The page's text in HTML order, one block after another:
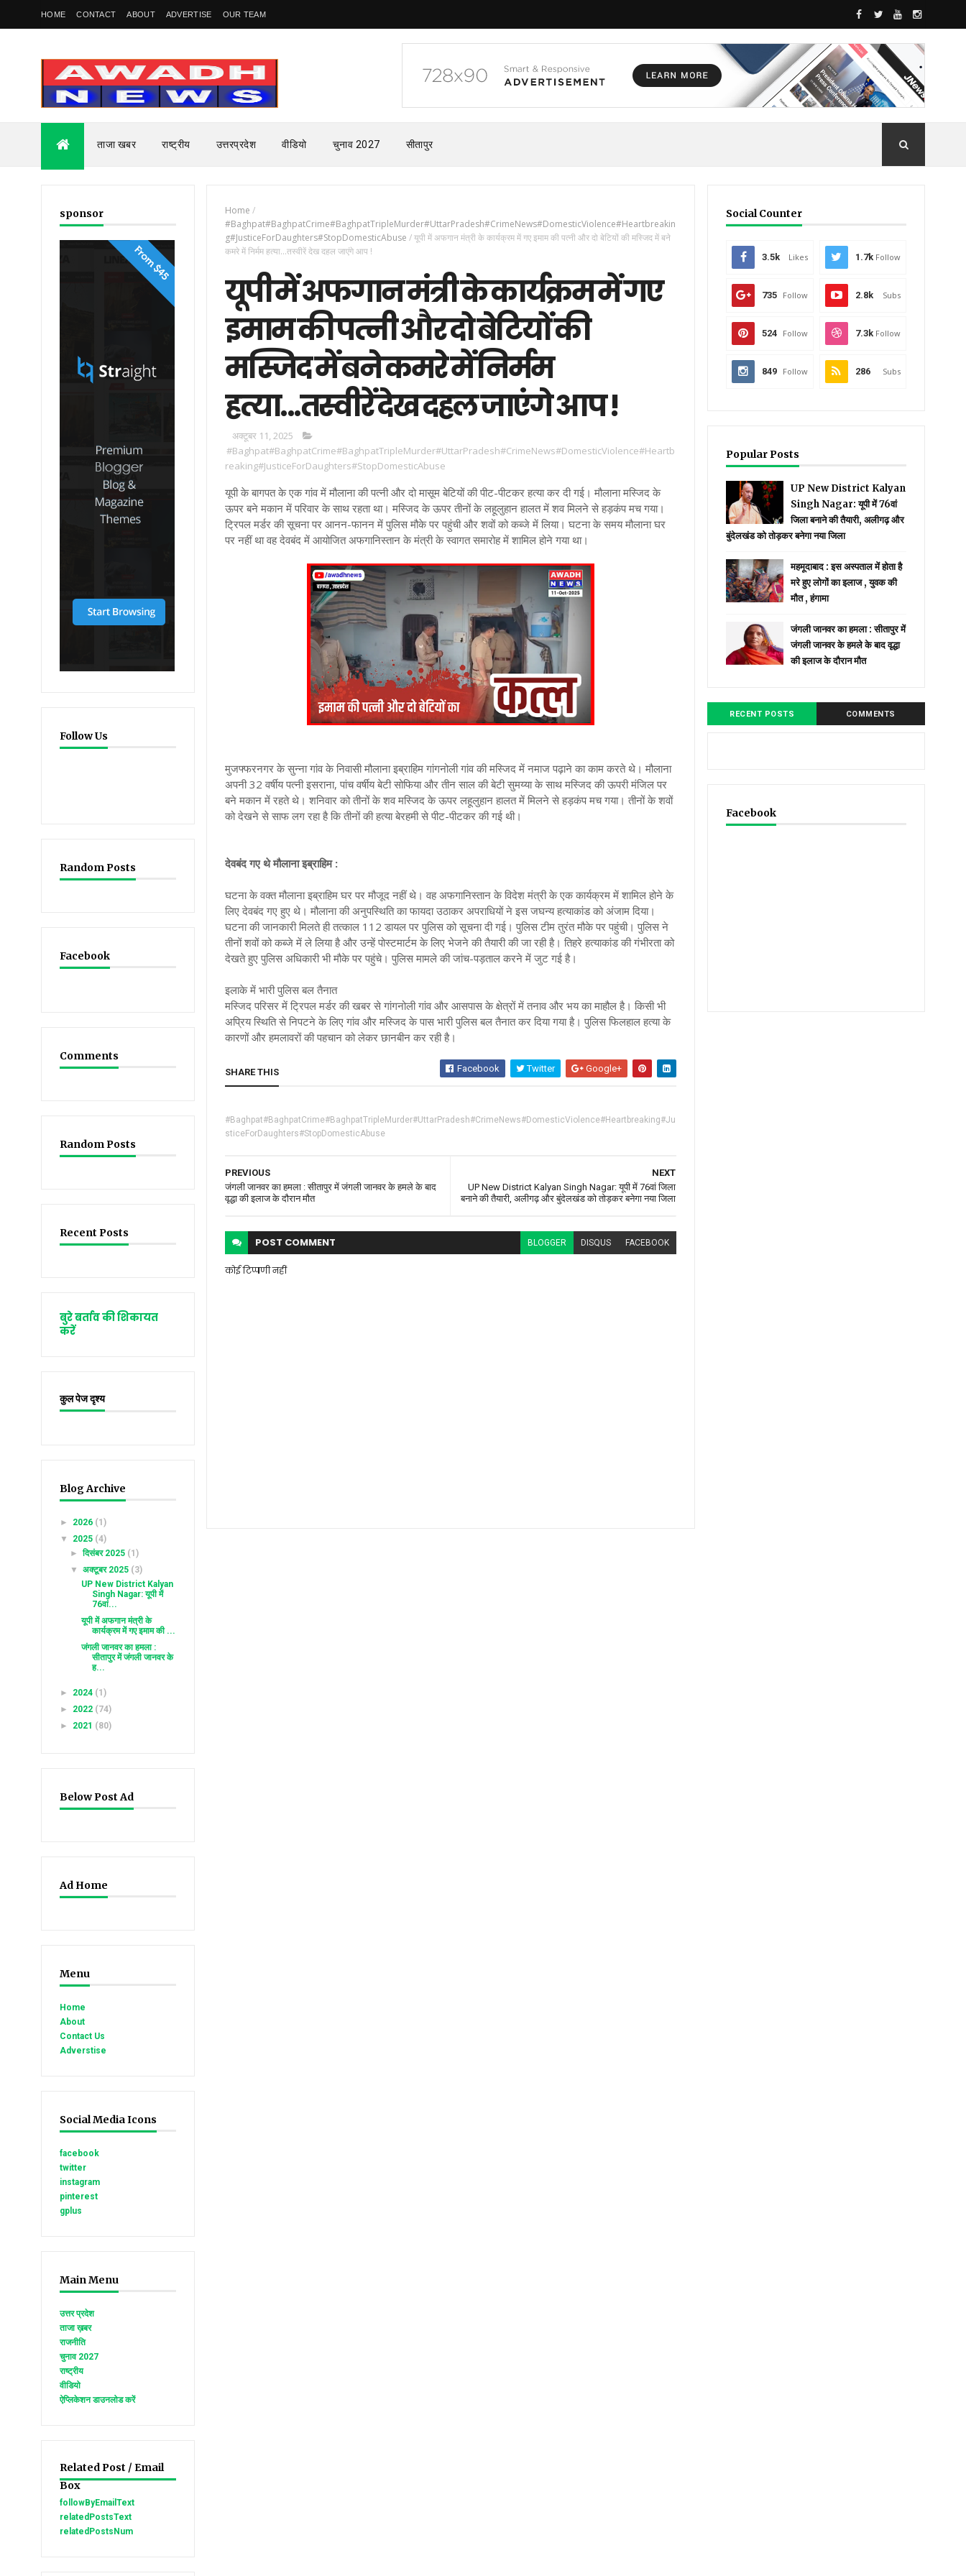
HOME CONTACT ABOUT ADVERTISE OUR TEAM
ताजा खबर राष्ट्रीय उत्तरप्रदेश वीडियो चुनाव 2027 सीतापुर
sponsor
Follow Us
Random Posts
Facebook
Comments
Random Posts
Recent Posts
बुरे बर्ताव की शिकायत
करें
कुल पेज दृश्य
Blog Archive
► 2026 (1)
▼ 2025 (4)
►दिसंबर 2025 (1)
▼अक्टूबर 2025 (3)
UP New District Kalyan
Singh Nagar: यूपी में
76वां...
यूपी में अफगान मंत्री के
कार्यक्रम में गए इमाम की ...
जंगली जानवर का हमला :
सीतापुर में जंगली जानवर के
ह...
► 2024 (1)
► 2022 (74)
► 2021 (80)
Below Post Ad
Ad Home
Menu
Home
About
Contact Us
Adverstise
Social Media Icons
facebook
twitter
instagram
pinterest
gplus
Main Menu
उत्तर प्रदेश
ताजा ख़बर
राजनीति
चुनाव 2027
राष्ट्रीय
वीडियो
ऐप्लिकेशन डाउनलोड करें
Related Post / Email
Box
followByEmailText
relatedPostsText
relatedPostsNum
Home /
#Baghpat#BaghpatCrime#BaghpatTripleMurder#UttarPradesh#CrimeNews#DomesticViolence#Heartbreakin
g#JusticeForDaughters#StopDomesticAbuse /यूपी में अफगान मंत्री के कार्यक्रम में गए इमाम की पत्नी और दो बेटियों की मस्जिद में बने
कमरे में निर्मम हत्या...तस्वीरें देख दहल जाएंगे आप !
यूपी में अफगान मंत्री के कार्यक्रम में गए
इमाम की पत्नी और दो बेटियों की
मस्जिद में बने कमरे में निर्मम
हत्या...तस्वीरें देख दहल जाएंगे आप !
अक्टूबर 11, 2025
#Baghpat#BaghpatCrime#BaghpatTripleMurder#UttarPradesh#CrimeNews#DomesticViolence#Heartb
reaking#JusticeForDaughters#StopDomesticAbuse
यूपी के बागपत के एक गांव में मौलाना की पत्नी और दो मासूम बेटियों की पीट-पीटकर हत्या कर दी गई। मौलाना मस्जिद के
ऊपर बने मकान में परिवार के साथ रहता था। मस्जिद के ऊपर तीनों के लहूलुहान हालत में शव मिलने से हड़कंप मच गया।
ट्रिपल मर्डर की सूचना पर आनन-फानन में पुलिस मौके पर पहुंची और शवों को कब्जे में लिया। घटना के समय मौलाना घर
पर नहीं था वह देवबंद में आयोजित अफगानिस्तान के मंत्री के स्वागत समारोह में शामिल होने गया था।
मुजफ्फरनगर के सुन्ना गांव के निवासी मौलाना इब्राहिम गांगनोली गांव की मस्जिद में नमाज पढ़ाने का काम करते थे। मौलाना
अपनी 32 वर्षीय पत्नी इसराना, पांच वर्षीय बेटी सोफिया और तीन साल की बेटी सुमय्या के साथ मस्जिद की ऊपरी मंजिल पर
बने मकान में रहते थे। शनिवार को तीनों के शव मस्जिद के ऊपर लहूलुहान हालत में मिलने से हड़कंप मच गया। तीनों के शवों
को देखने से साफ लग रहा है कि तीनों की हत्या बेरहमी से पीट-पीटकर की गई थी।
देवबंद गए थे मौलाना इब्राहिम :
घटना के वक्त मौलाना इब्राहिम घर पर मौजूद नहीं थे। वह अफगानिस्तान के विदेश मंत्री के एक कार्यक्रम में शामिल होने के
लिए देवबंद गए हुए थे। मौलाना की अनुपस्थिति का फायदा उठाकर अपराधियों ने इस जघन्य हत्याकांड को अंजाम दिया।
घटना की जानकारी मिलते ही तत्काल 112 डायल पर पुलिस को सूचना दी गई। पुलिस टीम तुरंत मौके पर पहुंची। पुलिस ने
तीनों शवों को कब्जे में ले लिया है और उन्हें पोस्टमार्टम के लिए भेजने की तैयारी की जा रही है। तिहरे हत्याकांड की गंभीरता को
देखते हुए पुलिस अधिकारी भी मौके पर पहुंचे। पुलिस मामले की जांच-पड़ताल करने में जुट गई है।
इलाके में भारी पुलिस बल तैनात
मस्जिद परिसर में ट्रिपल मर्डर की खबर से गांगनोली गांव और आसपास के क्षेत्रों में तनाव और भय का माहौल है। किसी भी
अप्रिय स्थिति से निपटने के लिए गांव और मस्जिद के पास भारी पुलिस बल तैनात कर दिया गया है। पुलिस फिलहाल हत्या के
कारणों और हमलावरों की पहचान को लेकर छानबीन कर रही है।
SHARE THIS Facebook Twitter Google+
#Baghpat#BaghpatCrime#BaghpatTripleMurder#UttarPradesh#CrimeNews#DomesticViolence#Heartbreaking#Ju
sticeForDaughters#StopDomesticAbuse
NEXT
UP New District Kalyan Singh Nagar: यूपी में 76वां जिला
बनाने की तैयारी, अलीगढ़ और बुंदेलखंड को तोड़कर बनेगा नया जिला
PREVIOUS
जंगली जानवर का हमला : सीतापुर में जंगली जानवर के हमले के बाद
वृद्धा की इलाज के दौरान मौत
POST COMMENT BLOGGER DISQUS FACEBOOK
कोई टिप्पणी नहीं
Social Counter
3.5k Likes 1.7k Follow
735 Follow 2.8k Subs
524 Follow 7.3k Follow
849 Follow 286 Subs
Popular Posts
UP New District Kalyan
Singh Nagar: यूपी में 76वां
जिला बनाने की तैयारी, अलीगढ़ और
बुंदेलखंड को तोड़कर बनेगा नया जिला
महमूदाबाद : इस अस्पताल में होता है
मरे हुए लोगों का इलाज , युवक की
मौत , हंगामा
जंगली जानवर का हमला : सीतापुर में
जंगली जानवर के हमले के बाद वृद्धा
की इलाज के दौरान मौत
RECENT POSTS COMMENTS
Facebook